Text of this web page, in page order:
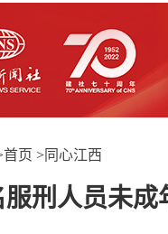
首页 >同心江西
服刑人员未